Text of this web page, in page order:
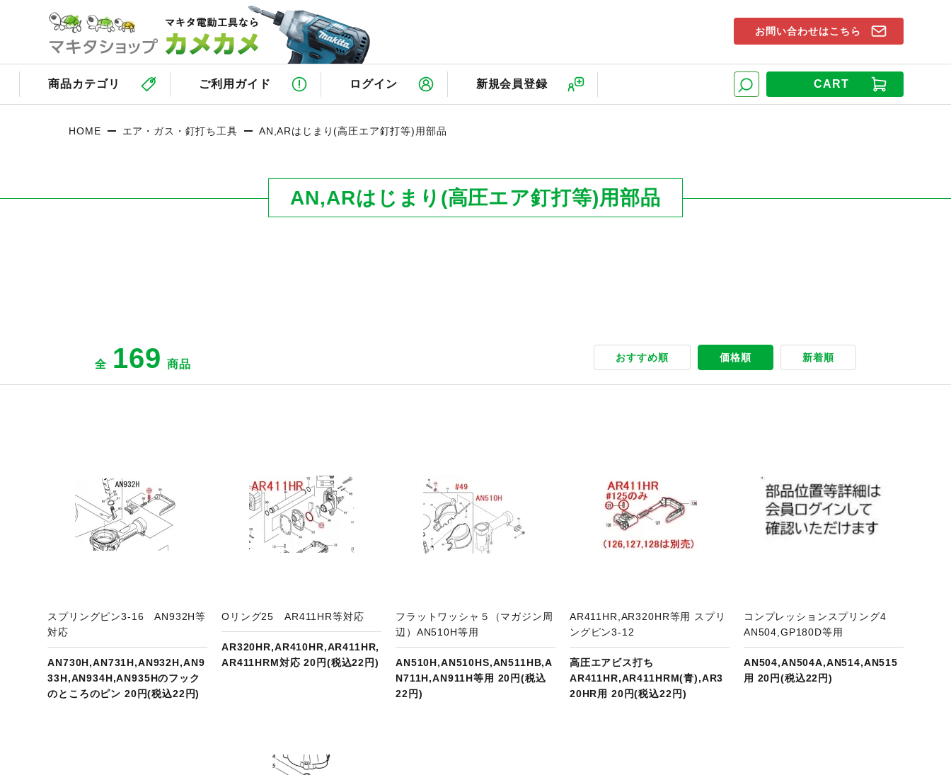
CART
商品カテゴリ ご利用ガイド ログイン 新規会員登録
お問い合わせはこちら
HOME エア・ガス・釘打ち工具 AN,ARはじまり(高圧エア釘打等)用部品
AN,ARはじまり(高圧エア釘打等)用部品
全 169 商品
おすすめ順 価格順 新着順
スプリングピン3-16 AN932H等
対応
AN730H,AN731H,AN932H,AN9
33H,AN934H,AN935Hのフック
のところのピン 20円(税込22円)
Oリング25 AR411HR等対応
AR320HR,AR410HR,AR411HR,
AR411HRM対応 20円(税込22円)
フラットワッシャ５（マガジン周
辺）AN510H等用
AN510H,AN510HS,AN511HB,A
N711H,AN911H等用 20円(税込
22円)
AR411HR,AR320HR等用 スプリ
ングピン3-12
高圧エアビス打ち
AR411HR,AR411HRM(青),AR3
20HR用 20円(税込22円)
コンプレッションスプリング4
AN504,GP180D等用
AN504,AN504A,AN514,AN515
用 20円(税込22円)